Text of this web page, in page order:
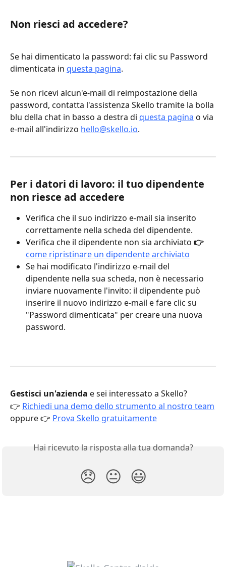
Non riesci ad accedere?
Se hai dimenticato la password: fai clic su Password
dimenticata in questa pagina.
Se non ricevi alcun'e-mail di reimpostazione della
password, contatta l'assistenza Skello tramite la bolla
blu della chat in basso a destra di questa pagina o via
e-mail all'indirizzo hello@skello.io.
Per i datori di lavoro: il tuo dipendente
non riesce ad accedere
Verifica che il suo indirizzo e-mail sia inserito
correttamente nella scheda del dipendente.
Verifica che il dipendente non sia archiviato 👉
come ripristinare un dipendente archiviato
Se hai modificato l'indirizzo e-mail del
dipendente nella sua scheda, non è necessario
inviare nuovamente l'invito: il dipendente può
inserire il nuovo indirizzo e-mail e fare clic su
"Password dimenticata" per creare una nuova
password.
Gestisci un'azienda e sei interessato a Skello?
👉 Richiedi una demo dello strumento al nostro team
oppure 👉 Prova Skello gratuitamente
Hai ricevuto la risposta alla tua domanda?
😞 😐 😃